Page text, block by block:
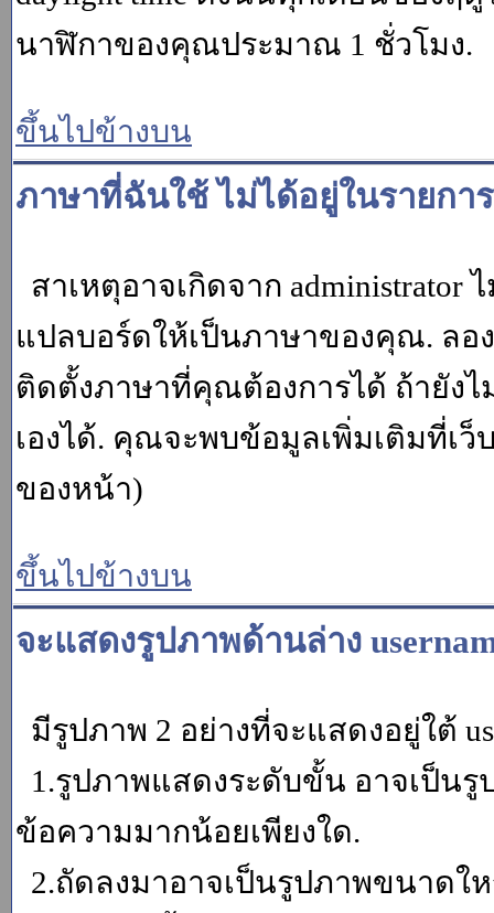
นาฬิกาของคุณประมาณ 1 ชั่วโมง.
ขึ้นไปข้างบน
ภาษาที่ฉันใช้ ไม่ได้อยู่ในรายกา
สาเหตุอาจเกิดจาก
แปลบอร์ดให้เป็นภาษาของคุณ. ลอง
ติดตั้งภาษาที่คุณต้องการได้ ถ้ายัง
เองได้. คุณจะพบข้อมูลเพิ่มเติมที่เว็
ของหน้า)
ขึ้นไปข้างบน
จะแสดงรูปภาพด้านล่าง
มีรูปภาพ 2 อย่างที่จะแสดงอยู่ใต้
1.รูปภาพแสดงระดับขั้น อาจเป็น
ข้อความมากน้อยเพียงใด.
2.ถัดลงมาอาจเป็นรูปภาพขนาดใ